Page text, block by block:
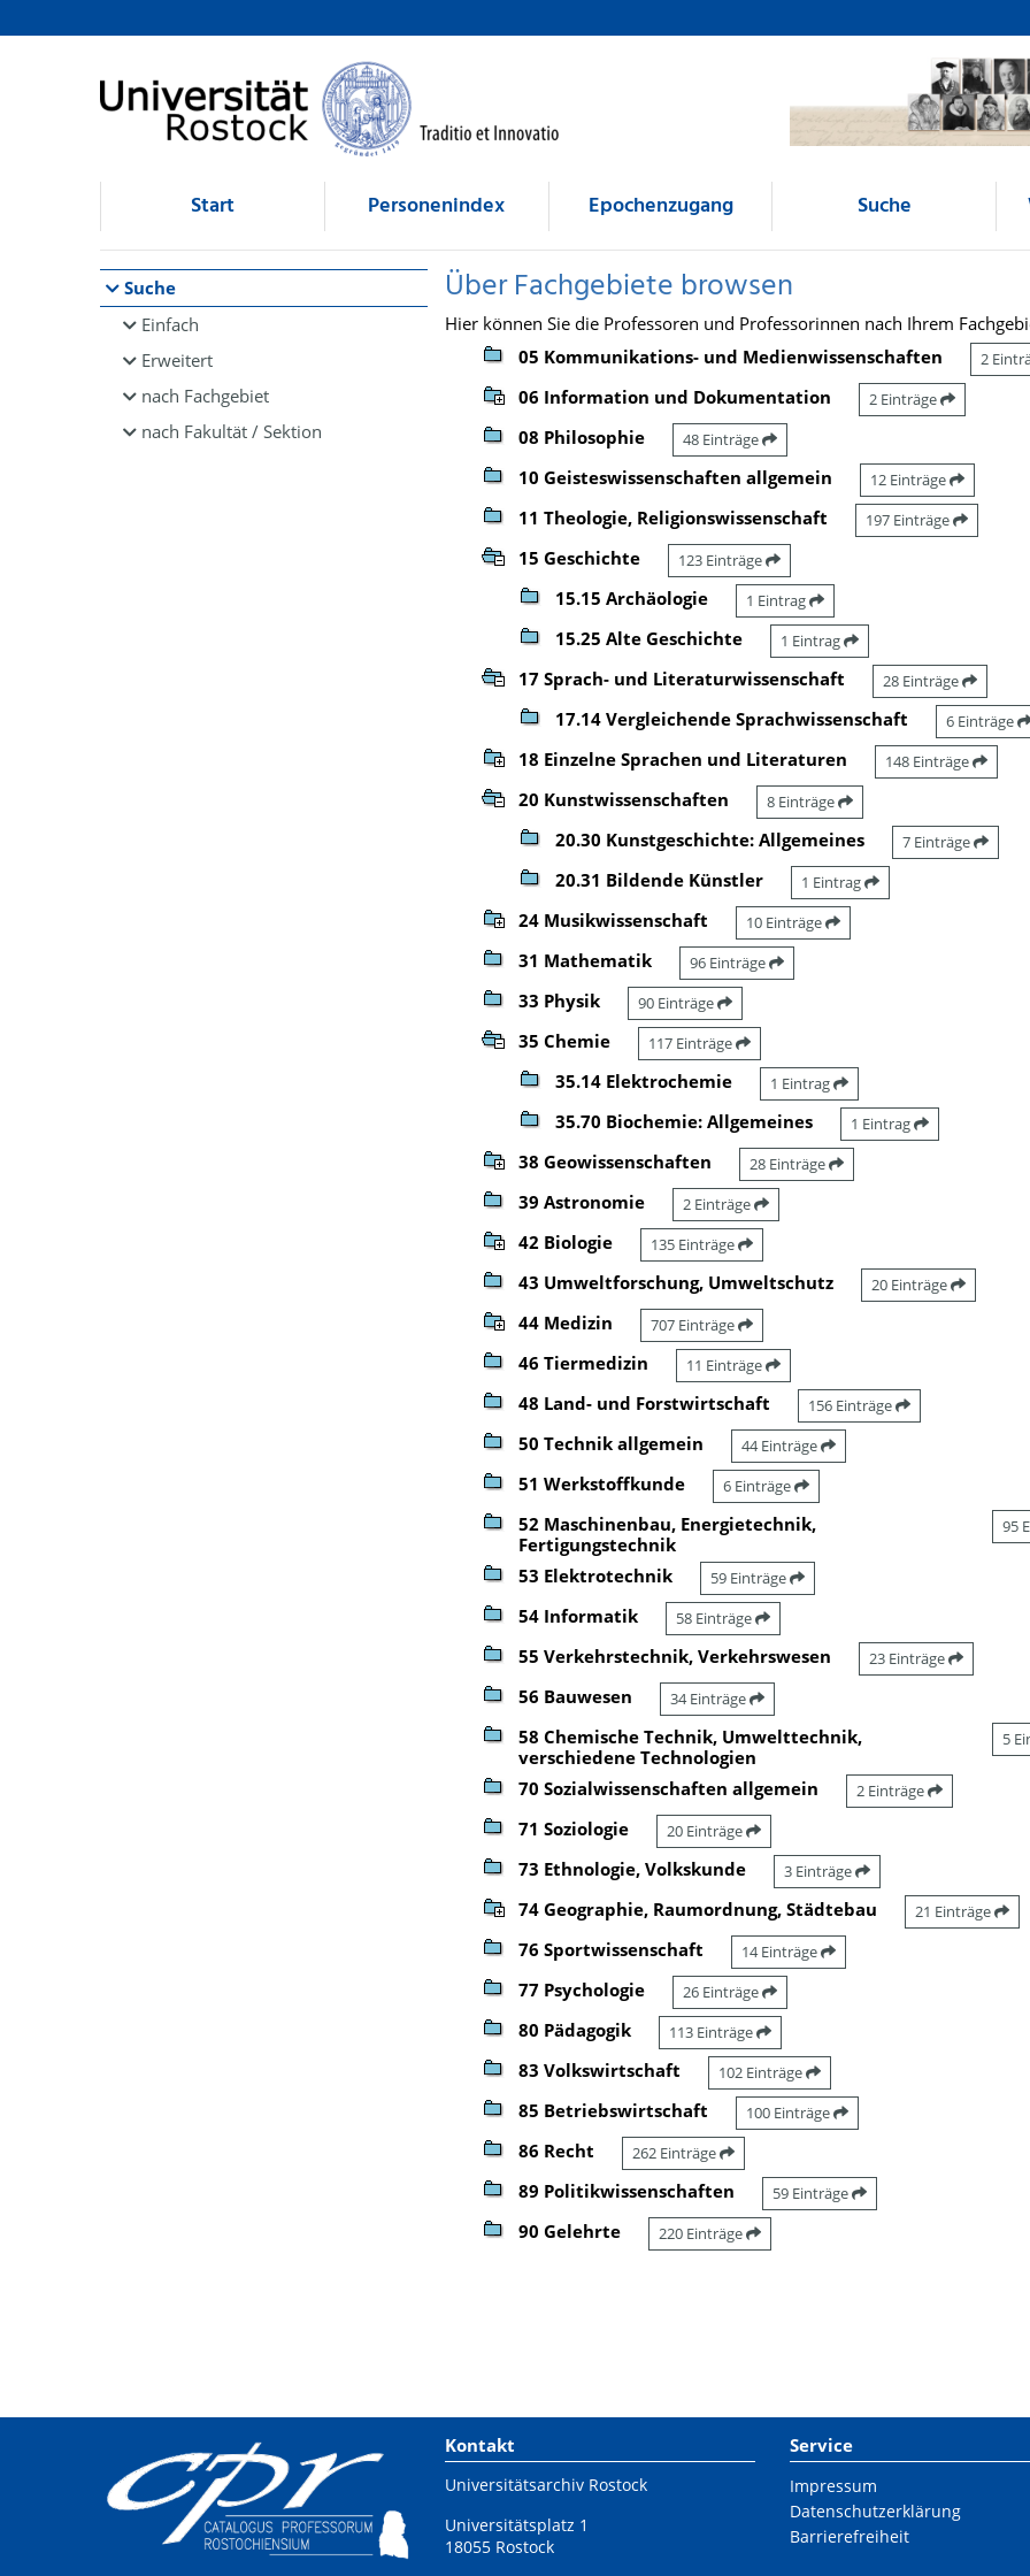
Browsen
direkt zum Inhalt
Start Personenindex Epochenzugang Suche
Suche
Einfach
Erweitert
nach Fachgebiet
nach Fakultät / Sektion
Über Fachgebiete browsen
Hier können Sie die Professoren und Professorinnen nach Ihrem
05 Kommunikations- und Medienwissenschaften
2
06 Information und Dokumentation 2 Einträge
08 Philosophie 48 Einträge
10 Geisteswissenschaften allgemein 12 Einträge
11 Theologie, Religionswissenschaft 197 Einträge
15 Geschichte 123 Einträge
15.15 Archäologie 1 Eintrag
15.25 Alte Geschichte 1 Eintrag
17 Sprach- und Literaturwissenschaft 28 Einträge
17.14 Vergleichende Sprachwissenschaft 6 Einträge
18 Einzelne Sprachen und Literaturen 148 Einträge
20 Kunstwissenschaften 8 Einträge
20.30 Kunstgeschichte: Allgemeines 7 Einträge
20.31 Bildende Künstler 1 Eintrag
24 Musikwissenschaft 10 Einträge
31 Mathematik 96 Einträge
33 Physik 90 Einträge
35 Chemie 117 Einträge
35.14 Elektrochemie 1 Eintrag
35.70 Biochemie: Allgemeines 1 Eintrag
38 Geowissenschaften 28 Einträge
39 Astronomie 2 Einträge
42 Biologie 135 Einträge
43 Umweltforschung, Umweltschutz 20 Einträge
44 Medizin 707 Einträge
46 Tiermedizin 11 Einträge
48 Land- und Forstwirtschaft 156 Einträge
50 Technik allgemein 44 Einträge
51 Werkstoffkunde 6 Einträge
52 Maschinenbau, Energietechnik,
Fertigungstechnik
95
53 Elektrotechnik 59 Einträge
54 Informatik 58 Einträge
55 Verkehrstechnik, Verkehrswesen 23 Einträge
56 Bauwesen 34 Einträge
58 Chemische Technik, Umwelttechnik,
verschiedene Technologien
5
70 Sozialwissenschaften allgemein 2 Einträge
71 Soziologie 20 Einträge
73 Ethnologie, Volkskunde 3 Einträge
74 Geographie, Raumordnung, Städtebau 21 Einträge
76 Sportwissenschaft 14 Einträge
77 Psychologie 26 Einträge
80 Pädagogik 113 Einträge
83 Volkswirtschaft 102 Einträge
85 Betriebswirtschaft 100 Einträge
86 Recht 262 Einträge
89 Politikwissenschaften 59 Einträge
90 Gelehrte 220 Einträge
Kontakt
Universitätsarchiv Rostock
Universitätsplatz 1
18055 Rostock
Service
Impressum
Datenschutzerklärung
Barrierefreiheit